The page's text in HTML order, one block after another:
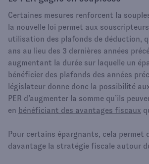
Certaines mesures renforcent la
la nouvelle loi permet aux
utilisation des plafonds de déduction,
ans au lieu des 3 dernières années
augmentant la durée sur laquelle un
bénéficier des plafonds des années
législateur donne donc la possibilité
PER d’augmenter la somme qu’ils
en bénéficiant des avantages fiscaux
Pour certains épargnants, cela permet
davantage la stratégie fiscale autour